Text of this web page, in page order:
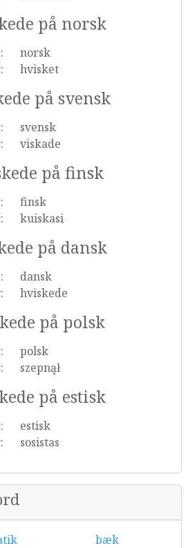
på norsk
norsk
hvisket
på svensk
svensk
viskade
på finsk
finsk
kuiskasi
på dansk
dansk
hviskede
på polsk
polsk
szepnął
på estisk
estisk
sosistas
bæk